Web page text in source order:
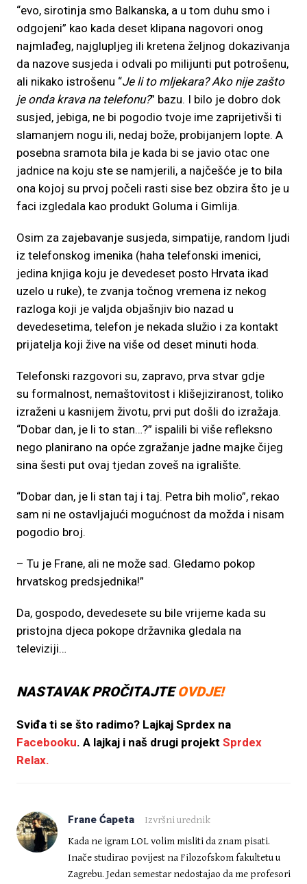
“evo, sirotinja smo Balkanska, a u tom duhu smo i
odgojeni” kao kada deset klipana nagovori onog
najmlađeg, najglupljeg ili kretena željnog dokazivanja
da nazove susjeda i odvali po milijunti put potrošenu,
ali nikako istrošenu “Je li to mljekara? Ako nije zašto
je onda krava na telefonu?” bazu. I bilo je dobro dok
susjed, jebiga, ne bi pogodio tvoje ime zaprijetivši ti
slamanjem nogu ili, nedaj bože, probijanjem lopte. A
posebna sramota bila je kada bi se javio otac one
jadnice na koju ste se namjerili, a najčešće je to bila
ona kojoj su prvoj počeli rasti sise bez obzira što je u
faci izgledala kao produkt Goluma i Gimlija.
Osim za zajebavanje susjeda, simpatije, random ljudi
iz telefonskog imenika (haha telefonski imenici,
jedina knjiga koju je devedeset posto Hrvata ikad
uzelo u ruke), te zvanja točnog vremena iz nekog
razloga koji je valjda objašnjiv bio nazad u
devedesetima, telefon je nekada služio i za kontakt
prijatelja koji žive na više od deset minuti hoda.
Telefonski razgovori su, zapravo, prva stvar gdje
su formalnost, nemaštovitost i klišejiziranost, toliko
izraženi u kasnijem životu, prvi put došli do izražaja.
“Dobar dan, je li to stan…?” ispalili bi više refleksno
nego planirano na opće zgražanje jadne majke čijeg
sina šesti put ovaj tjedan zoveš na igralište.
“Dobar dan, je li stan taj i taj. Petra bih molio”, rekao
sam ni ne ostavljajući mogućnost da možda i nisam
pogodio broj.
– Tu je Frane, ali ne može sad. Gledamo pokop
hrvatskog predsjednika!”
Da, gospodo, devedesete su bile vrijeme kada su
pristojna djeca pokope državnika gledala na
televiziji…
NASTAVAK PROČITAJTEOVDJE!
Sviđa ti se što radimo? Lajkaj Sprdex na
Facebooku. A lajkaj i naš drugi projekt Sprdex
Relax.
Frane Ćapeta
Izvršni urednik
Kada ne igram LOL volim misliti da znam pisati.
Inače studirao povijest na Filozofskom fakultetu u
Zagrebu. Jedan semestar nedostajao da me profesori